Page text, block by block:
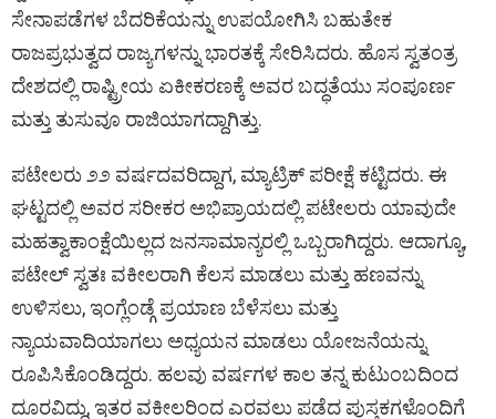
ಸೇನಾಪಡೆಗಳ ಬೆದರಿಕೆಯನ್ನು ಉಪಯೋಗಿಸಿ ಬಹುತೇಕ
ರಾಜಪ್ರಭುತ್ವದ ರಾಜ್ಯಗಳನ್ನು ಭಾರತಕ್ಕೆ ಸೇರಿಸಿದರು. ಹೊಸ ಸ್ವತಂತ್ರ
ದೇಶದಲ್ಲಿ ರಾಷ್ಟ್ರೀಯ ಏಕೀಕರಣಕ್ಕೆ ಅವರ ಬದ್ಧತೆಯು ಸಂಪೂರ್ಣ
ಮತ್ತು ತುಸುವೂ ರಾಜಿಯಾಗದ್ದಾಗಿತ್ತು.
ಪಟೇಲರು ೨೨ ವರ್ಷದವರಿದ್ದಾಗ, ಮ್ಯಾಟ್ರಿಕ್ ಪರೀಕ್ಷೆ ಕಟ್ಟಿದರು. ಈ
ಘಟ್ಟದಲ್ಲಿ ಅವರ ಸರೀಕರ ಅಭಿಪ್ರಾಯದಲ್ಲಿ ಪಟೇಲರು ಯಾವುದೇ
ಮಹತ್ವಾಕಾಂಕ್ಷೆಯಿಲ್ಲದ ಜನಸಾಮಾನ್ಯರಲ್ಲಿ ಒಬ್ಬರಾಗಿದ್ದರು. ಆದಾಗ್ಯೂ,
ಪಟೇಲ್ ಸ್ವತಃ ವಕೀಲರಾಗಿ ಕೆಲಸ ಮಾಡಲು ಮತ್ತು ಹಣವನ್ನು
ಉಳಿಸಲು, ಇಂಗ್ಲೆಂಡ್ಗೆ ಪ್ರಯಾಣ ಬೆಳೆಸಲು ಮತ್ತು
ನ್ಯಾಯವಾದಿಯಾಗಲು ಅಧ್ಯಯನ ಮಾಡಲು ಯೋಜನೆಯನ್ನು
ರೂಪಿಸಿಕೊಂಡಿದ್ದರು. ಹಲವು ವರ್ಷಗಳ ಕಾಲ ತನ್ನ ಕುಟುಂಬದಿಂದ
ದೂರವಿದ್ದು, ಇತರ ವಕೀಲರಿಂದ ಎರವಲು ಪಡೆದ ಪುಸ್ತಕಗಳೊಂದಿಗೆ